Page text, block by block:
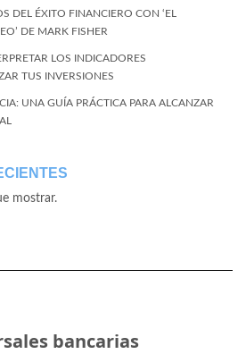
DEL ÉXITO FINANCIERO CON ‘EL
DE MARK FISHER
LOS INDICADORES
TUS INVERSIONES
UNA GUÍA PRÁCTICA PARA ALCANZAR
mostrar.
bancarias